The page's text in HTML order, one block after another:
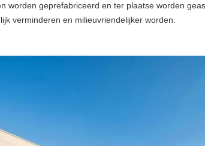
worden geprefabriceerd en ter plaatse worden
verminderen en milieuvriendelijker worden.